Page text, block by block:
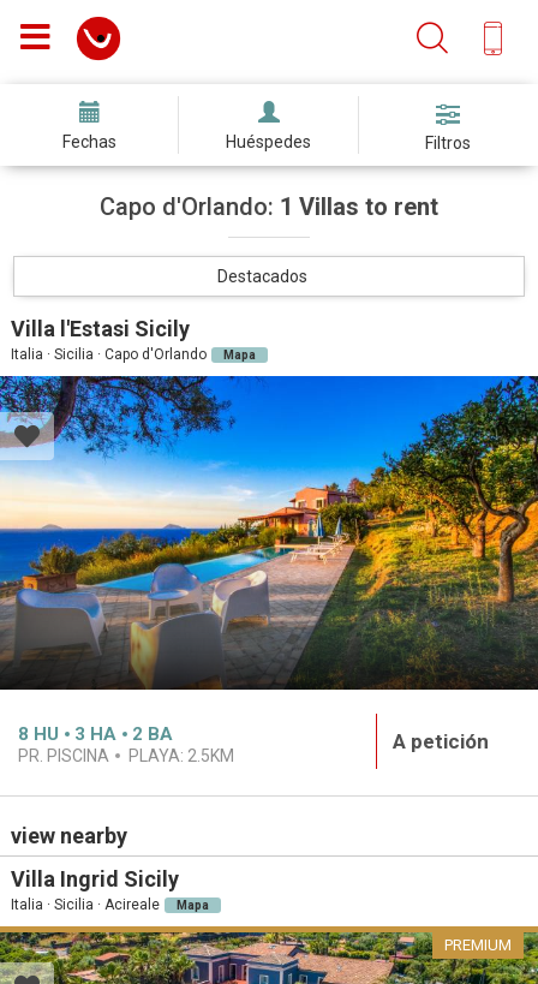
Fechas Huéspedes Filtros
Capo d'Orlando: 1 Villas to rent
Destacados
Villa l'Estasi Sicily
Italia · Sicilia · Capo d'Orlando Mapa
8 HU 3 HA 2 BA
PR. PISCINA PLAYA: 2.5KM
A petición
view nearby
Villa Ingrid Sicily
Italia · Sicilia · Acireale Mapa
PREMIUM